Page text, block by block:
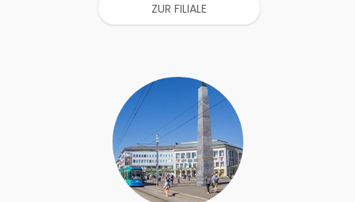
ZUR FILIALE